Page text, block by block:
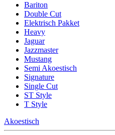
Bariton
Double Cut
Elektrisch Pakket
Heavy
Jaguar
Jazzmaster
Mustang
Semi Akoestisch
Signature
Single Cut
ST Style
T Style
Akoestisch